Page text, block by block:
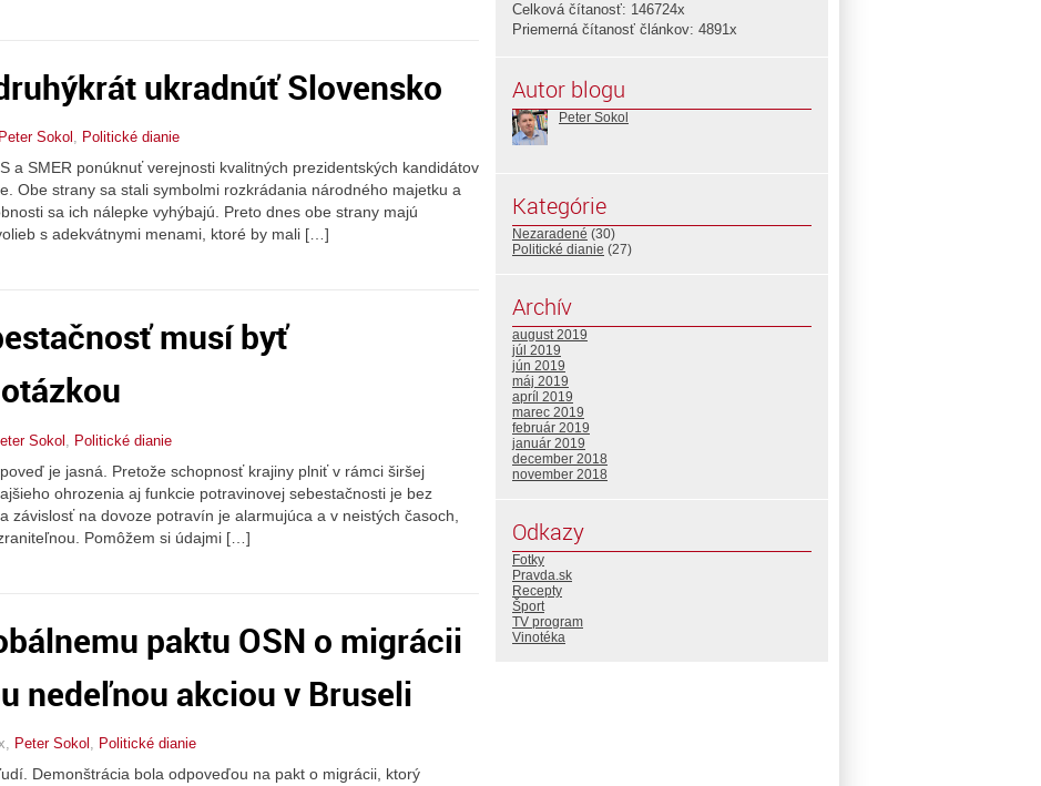
ukradnúť Slovensko
Peter Sokol , Politické dianie
a SMER ponúknuť verejnosti kvalitných prezidentských kandidátov
Obe strany sa stali symbolmi rozkrádania národného majetku a
sa ich nálepke vyhýbajú. Preto dnes obe strany majú
s adekvátnymi menami, ktoré by mali […]
musí byť
Sokol Politické dianie
je jasná. Pretože schopnosť krajiny plniť v rámci širšej
ohrozenia aj funkcie potravinovej sebestačnosti je bez
závislosť na dovoze potravín je alarmujúca a v neistých časoch,
Pomôžem si údajmi […]
paktu OSN o migrácii
nedeľnou akciou v Bruseli
Peter Sokol , Politické dianie
Demonštrácia bola odpoveďou na pakt o migrácii, ktorý
Celková čítanosť: 146724x
Priemerná čítanosť článkov: 4891x
Autor blogu
Peter Sokol
Kategórie
Nezaradené (30)
Politické dianie (27)
Archív
august 2019
júl 2019
jún 2019
máj 2019
apríl 2019
marec 2019
február 2019
január 2019
december 2018
november 2018
Odkazy
Fotky
Pravda.sk
Recepty
Šport
TV program
Vinotéka